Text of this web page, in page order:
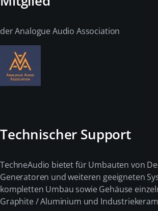
der Analogue Audio Association
Technischer Support
TechneAudio bietet für Umbauten von
Generatoren und weiteren geeigneten
kompletten Umbau sowie Gehäuse
Graphite / Aluminium und